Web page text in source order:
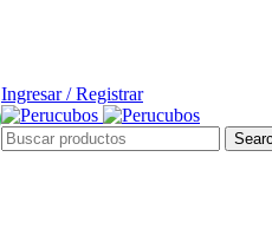
Ingresar / Registrar